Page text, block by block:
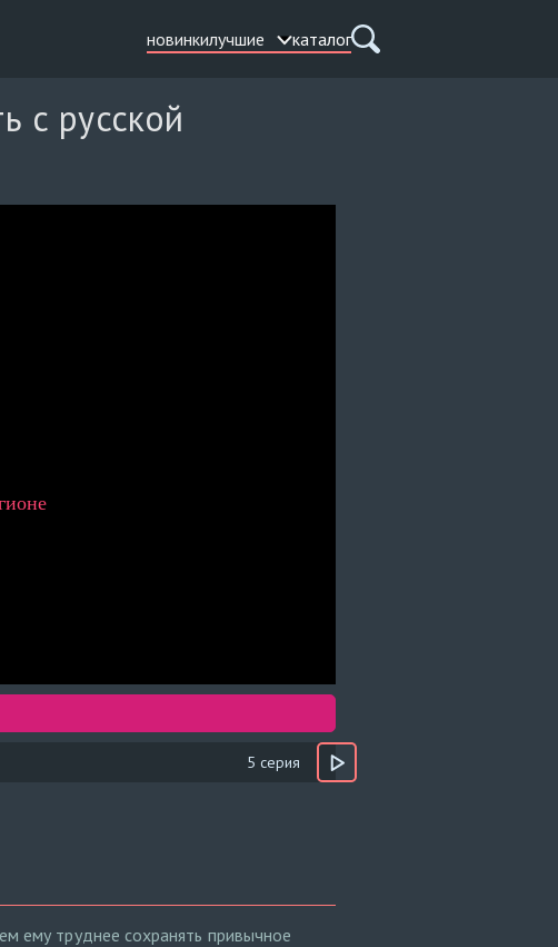
новинкилучшие каталог
с русской
5 серия
ему труднее сохранять привычное